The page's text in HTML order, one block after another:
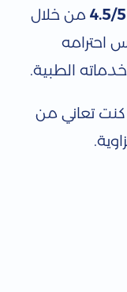
4.5/5 من خلال
يعكس احترامه
الطبية.
كنت تعاني من